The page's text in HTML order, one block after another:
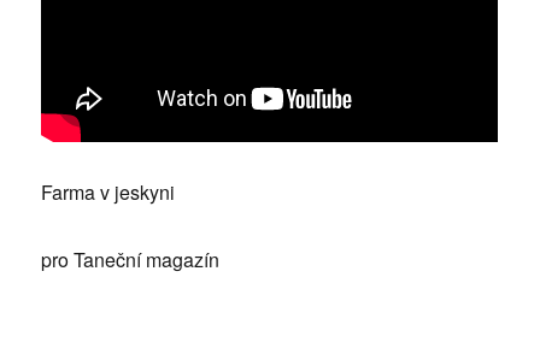
Farma v jeskyni
pro Taneční magazín